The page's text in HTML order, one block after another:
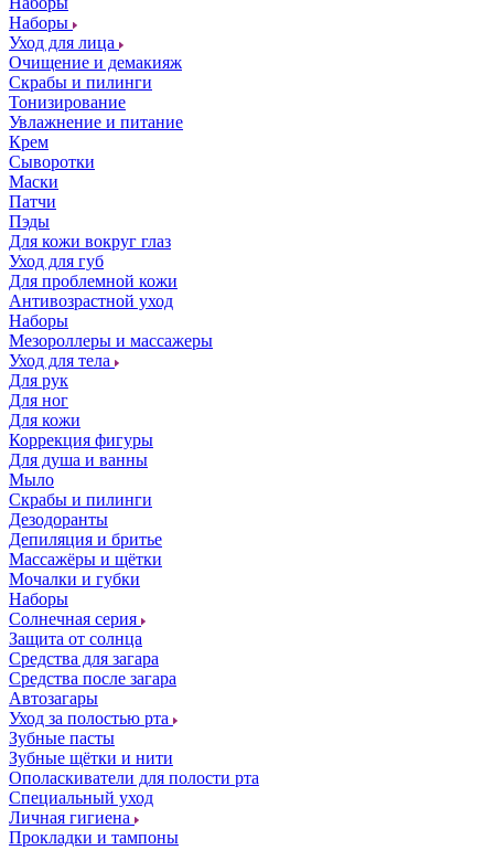
Наборы
Уход для лица
Очищение и демакияж
Скрабы и пилинги
Тонизирование
Увлажнение и питание
Крем
Сыворотки
Маски
Патчи
Пэды
Для кожи вокруг глаз
Уход для губ
Для проблемной кожи
Антивозрастной уход
Наборы
Мезороллеры и массажеры
Уход для тела
Для рук
Для ног
Для кожи
Коррекция фигуры
Для душа и ванны
Мыло
Скрабы и пилинги
Дезодоранты
Депиляция и бритье
Массажёры и щётки
Мочалки и губки
Наборы
Солнечная серия
Защита от солнца
Средства для загара
Средства после загара
Автозагары
Уход за полостью рта
Зубные пасты
Зубные щётки и нити
Ополаскиватели для полости рта
Специальный уход
Личная гигиена
Прокладки и тампоны